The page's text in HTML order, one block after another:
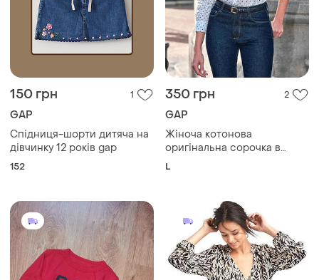
150 грн 1
GAP
Спідниця-шорти дитяча на
дівчинку 12 років gap
152
350 грн 2
GAP
Жіноча котонова
оригінальна сорочка в
горошок
L